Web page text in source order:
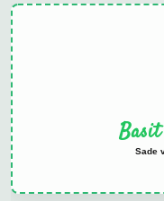
Basit
Sade